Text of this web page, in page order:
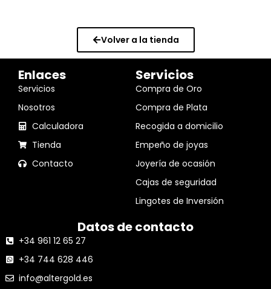
Volver a la tienda
Enlaces
Servicios
Nosotros
Calculadora
Tienda
Contacto
Servicios
Compra de Oro
Compra de Plata
Recogida a domicilio
Empeño de joyas
Joyería de ocasión
Cajas de seguridad
Lingotes de Inversión
Datos de contacto
+34 961 12 65 27
+34 744 628 446
info@altergold.es